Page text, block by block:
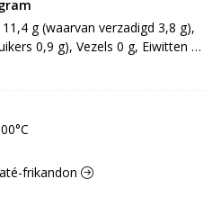
[zout 99%, antiklontermiddel:
g (waarvan verzadigd 3,8 g),
0,9 g), Vezels 0 g, Eiwitten
frikandon